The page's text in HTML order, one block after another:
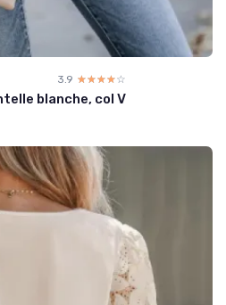
3.9 ☆☆☆☆☆
★★★★★
blanche, col V